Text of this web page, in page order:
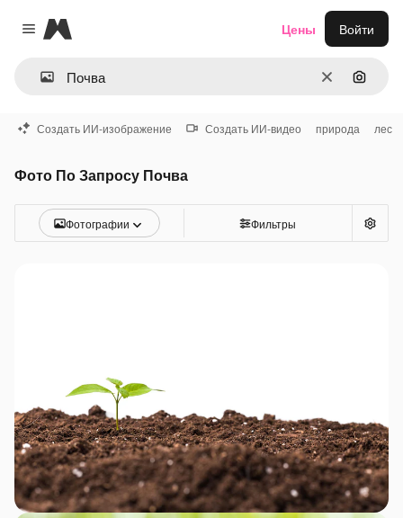
Close menu
Magnific
ОчиститьПоиск
Цены Войти
Создать ИИ-изображение Создать ИИ-видео природа лес
Фото По Запросу Почва
Фотографии Фильтры